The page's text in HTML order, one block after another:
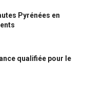
Pyrénées en
qualifiée pour le